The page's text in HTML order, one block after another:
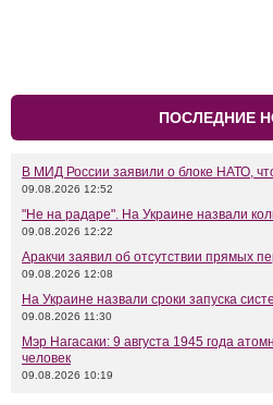
ПОСЛЕДНИЕ
В МИД России заявили о блоке НАТО,
09.08.2026 12:52
"Не на радаре". На Украине назвали
09.08.2026 12:22
Аракчи заявил об отсутствии прямых
09.08.2026 12:08
На Украине назвали сроки запуска
09.08.2026 11:30
Мэр Нагасаки: 9 августа 1945 года
человек
09.08.2026 10:19